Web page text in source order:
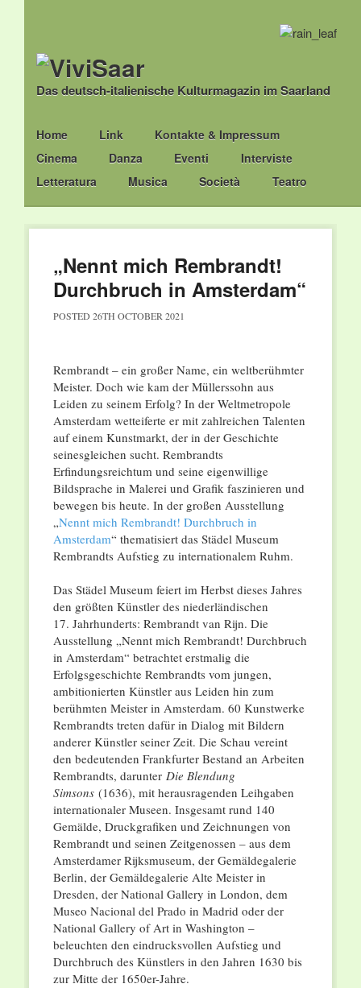
Das deutsch-italienische Kulturmagazin im Saarland
Main menu
Skip
to
content
Home Link
Kontakte & Impressum
Cinema
Danza Eventi
Interviste
Letteratura
Musica Società Teatro
„Nennt mich Rembrandt!
Durchbruch in Amsterdam“
POSTED 26TH OCTOBER 2021
Rembrandt – ein großer Name, ein weltberühmter
Meister. Doch wie kam der Müllerssohn aus
Leiden zu seinem Erfolg? In der Weltmetropole
Amsterdam wetteiferte er mit zahlreichen Talenten
auf einem Kunstmarkt, der in der Geschichte
seinesgleichen sucht. Rembrandts
Erfindungsreichtum und seine eigenwillige
Bildsprache in Malerei und Grafik faszinieren und
bewegen bis heute. In der großen Ausstellung
„Nennt mich Rembrandt! Durchbruch in
Amsterdam“ thematisiert das Städel Museum
Rembrandts Aufstieg zu internationalem Ruhm.
Das Städel Museum feiert im Herbst dieses Jahres
den größten Künstler des niederländischen
17. Jahrhunderts: Rembrandt van Rijn. Die
Ausstellung „Nennt mich Rembrandt! Durchbruch
in Amsterdam“ betrachtet erstmalig die
Erfolgsgeschichte Rembrandts vom jungen,
ambitionierten Künstler aus Leiden hin zum
berühmten Meister in Amsterdam. 60 Kunstwerke
Rembrandts treten dafür in Dialog mit Bildern
anderer Künstler seiner Zeit. Die Schau vereint
den bedeutenden Frankfurter Bestand an Arbeiten
Rembrandts, darunter Die Blendung
Simsons(1636), mit herausragenden Leihgaben
internationaler Museen. Insgesamt rund 140
Gemälde, Druckgrafiken und Zeichnungen von
Rembrandt und seinen Zeitgenossen – aus dem
Amsterdamer Rijksmuseum, der Gemäldegalerie
Berlin, der Gemäldegalerie Alte Meister in
Dresden, der National Gallery in London, dem
Museo Nacional del Prado in Madrid oder der
National Gallery of Art in Washington –
beleuchten den eindrucksvollen Aufstieg und
Durchbruch des Künstlers in den Jahren 1630 bis
zur Mitte der 1650er-Jahre.